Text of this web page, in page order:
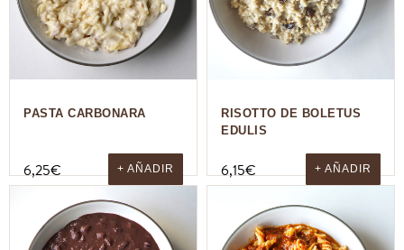
PASTA CARBONARA
6,25€ + AÑADIR
RISOTTO DE BOLETUS
EDULIS
6,15€ + AÑADIR